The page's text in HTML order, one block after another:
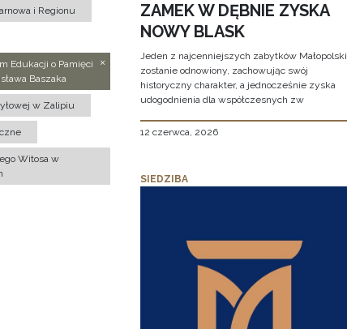
i Regionu
Edukacji o Pamięci
Baszaka
w Zalipiu
Witosa w
ZAMEK W DĘBNIE ZYSKA
NOWY BLASK
Jeden z najcenniejszych zabytków Małopolski
zostanie odnowiony, zachowując swój
historyczny charakter, a jednocześnie zyska
udogodnienia dla współczesnych zw
12 czerwca, 2026
SIEDZIBA